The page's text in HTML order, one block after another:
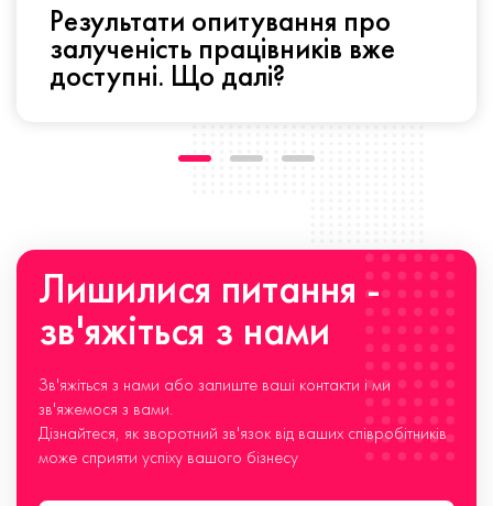
Результати опитування про
залученість працівників вже
доступні. Що далі?
Лишилися питання -
зв'яжіться з нами
Зв'яжіться з нами або залиште ваші контакти і ми
зв'яжемося з вами.
Дізнайтеся, як зворотний зв'язок від ваших співробітників
може сприяти успіху вашого бізнесу